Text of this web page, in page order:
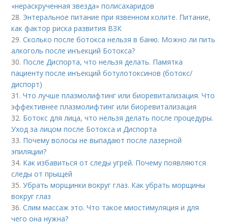
«нераскрученная звезда» полисахаридов
28. Энтеральное питание при язвенном колите. Питание,
как фактор риска развития ВЗК
29.Сколько после ботокса нельзя в баню. Можно ли пить
алкоголь после инъекций Ботокса?
30. После Диспорта, что нельзя делать. Памятка
пациенту после инъекций ботулотоксинов (ботокс/
диспорт)
31.Что лучше плазмолифтинг или биоревитализация. Что
эффективнее плазмолифтинг или биоревитализация
32. Ботокс для лица, что нельзя делать после процедуры.
Уход за лицом после Ботокса и Диспорта
33. Почему волосы не выпадают после лазерной
эпиляции?
34. Как избавиться от следы угрей. Почему появляются
следы от прыщей
35.Убрать морщинки вокруг глаз. Как убрать морщины
вокруг глаз
36.Слим массаж это. Что такое миостимуляция и для
чего она нужна?